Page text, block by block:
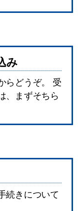
み
らどうぞ。 受
、まずそちら
続きについて